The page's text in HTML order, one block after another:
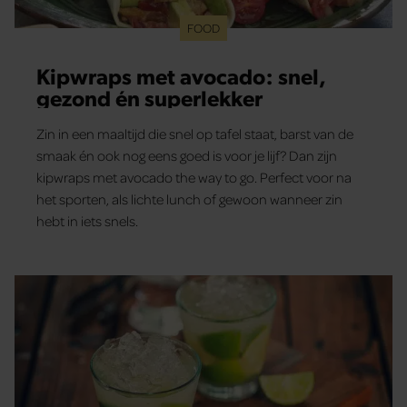
gebruiken.
FOOD
Kipwraps met avocado: snel,
gezond én superlekker
Zin in een maaltijd die snel op tafel staat, barst van de
smaak én ook nog eens goed is voor je lijf? Dan zijn
kipwraps met avocado the way to go. Perfect voor na
het sporten, als lichte lunch of gewoon wanneer zin
hebt in iets snels.